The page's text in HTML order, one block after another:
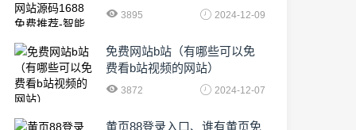
化时代的挑战与机遇!
3895 2024-12-09
免费网站b站（有哪些可以免
费看b站视频的网站）
3872 2024-12-07
黄页88登录入口、谁有黄页免